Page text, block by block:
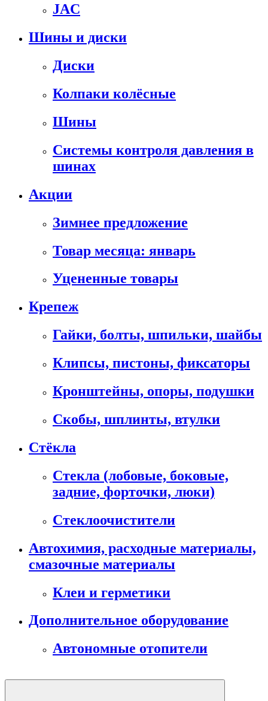
JAC
Шины и диски
Диски
Колпаки колёсные
Шины
Системы контроля давления в
шинах
Акции
Зимнее предложение
Товар месяца: январь
Уцененные товары
Крепеж
Гайки, болты, шпильки, шайбы
Клипсы, пистоны, фиксаторы
Кронштейны, опоры, подушки
Скобы, шплинты, втулки
Стёкла
Стекла (лобовые, боковые,
задние, форточки, люки)
Стеклоочистители
Автохимия, расходные материалы,
смазочные материалы
Клеи и герметики
Дополнительное оборудование
Автономные отопители